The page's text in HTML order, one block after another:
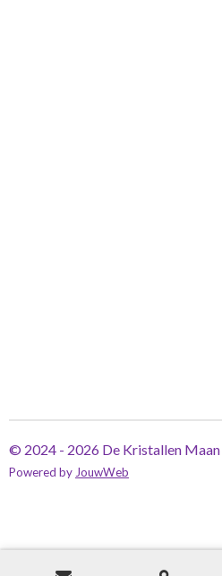
© 2024 - 2026 De Kristallen Maan
Powered by JouwWeb